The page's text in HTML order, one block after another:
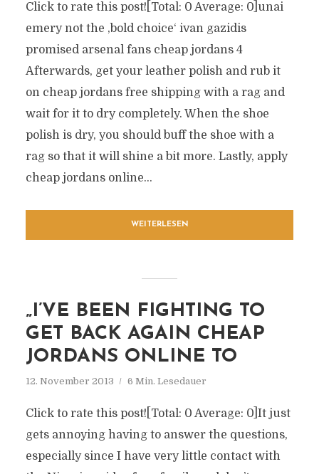
Click to rate this post![Total: 0 Average: 0]unai
emery not the ‚bold choice‘ ivan gazidis
promised arsenal fans cheap jordans 4
Afterwards, get your leather polish and rub it
on cheap jordans free shipping with a rag and
wait for it to dry completely. When the shoe
polish is dry, you should buff the shoe with a
rag so that it will shine a bit more. Lastly, apply
cheap jordans online...
WEITERLESEN
„I’VE BEEN FIGHTING TO
GET BACK AGAIN CHEAP
JORDANS ONLINE TO
12. November 2013 6 Min. Lesedauer
Click to rate this post![Total: 0 Average: 0]It just
gets annoying having to answer the questions,
especially since I have very little contact with